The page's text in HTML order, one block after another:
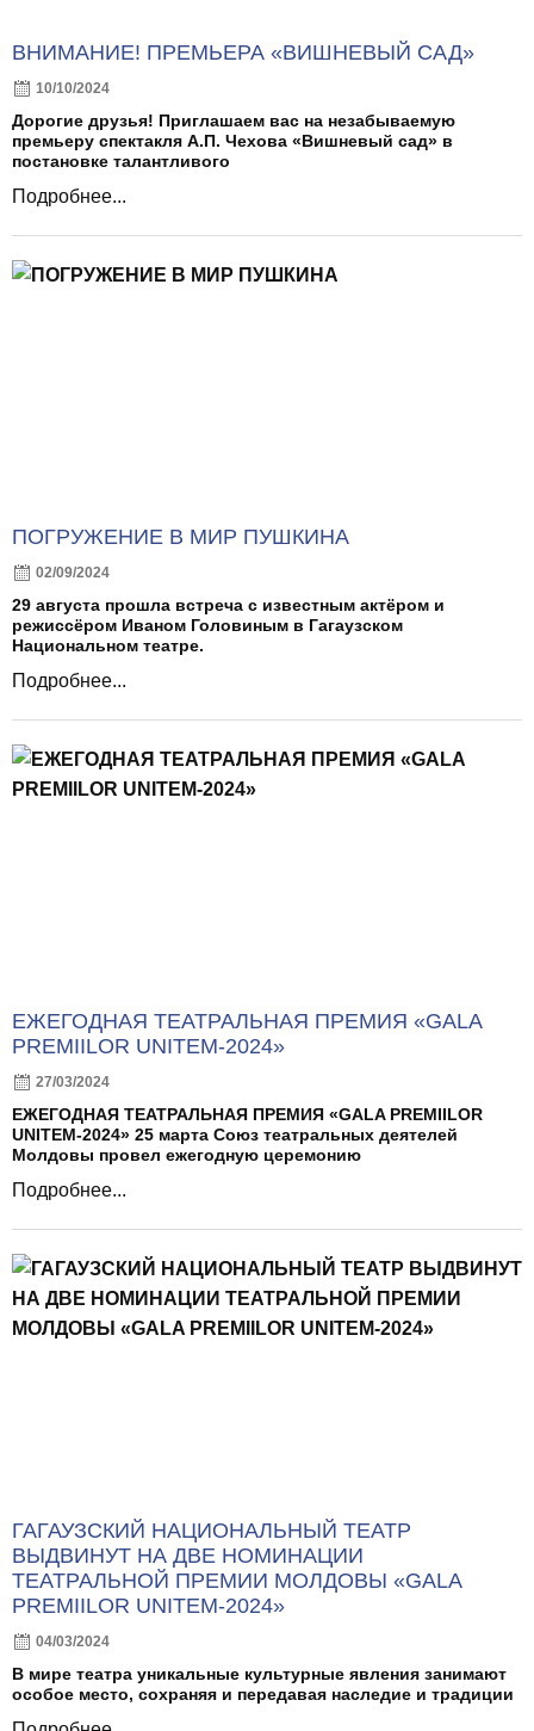
ВНИМАНИЕ! ПРЕМЬЕРА «ВИШНЕВЫЙ САД»
10/10/2024
Дорогие друзья! Приглашаем вас на незабываемую
премьеру спектакля А.П. Чехова «Вишневый сад» в
постановке талантливого
Подробнее...
ПОГРУЖЕНИЕ В МИР ПУШКИНА
02/09/2024
29 августа прошла встреча с известным актёром и
режиссёром Иваном Головиным в Гагаузском
Национальном театре.
Подробнее...
ЕЖЕГОДНАЯ ТЕАТРАЛЬНАЯ ПРЕМИЯ «GALA
PREMIILOR UNITEM-2024»
27/03/2024
ЕЖЕГОДНАЯ ТЕАТРАЛЬНАЯ ПРЕМИЯ «GALA PREMIILOR
UNITEM-2024» 25 марта Союз театральных деятелей
Молдовы провел ежегодную церемонию
Подробнее...
ГАГАУЗСКИЙ НАЦИОНАЛЬНЫЙ ТЕАТР
ВЫДВИНУТ НА ДВЕ НОМИНАЦИИ
ТЕАТРАЛЬНОЙ ПРЕМИИ МОЛДОВЫ «GALA
PREMIILOR UNITEM-2024»
04/03/2024
В мире театра уникальные культурные явления занимают
особое место, сохраняя и передавая наследие и традиции